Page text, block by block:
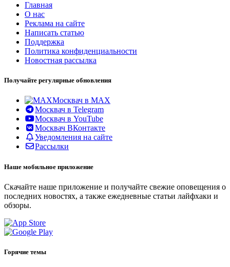
Главная
О нас
Реклама на сайте
Написать статью
Поддержка
Политика конфиденциальности
Новостная рассылка
Получайте регулярные обновления
Москвач в MAX
Москвач в Telegram
Москвач в YouTube
Москвач ВКонтакте
Уведомления на сайте
Рассылки
Наше мобильное приложение
Скачайте наше приложение и получайте свежие оповещения о
последних новостях, а также ежедневные статьи лайфхаки и
обзоры.
Горячие темы